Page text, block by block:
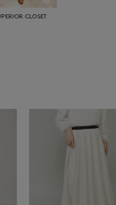
CLOSET